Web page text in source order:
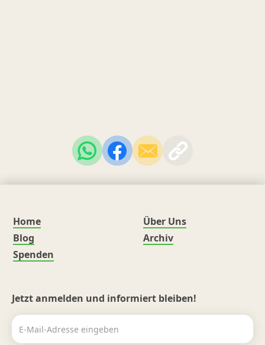
Home
Über Uns
Blog
Archiv
Spenden
Jetzt anmelden und informiert bleiben!